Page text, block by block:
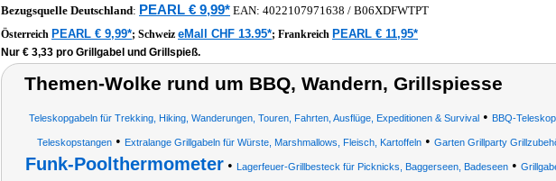
Bezugsquelle Deutschland: PEARL € 9,99* EAN: 4022107971638 / B06XDFWTPT
Österreich PEARL € 9,99*; Schweiz eMall CHF 13.95*; Frankreich PEARL € 11,95*
Nur € 3,33 pro Grillgabel und Grillspieß.
Themen-Wolke rund um BBQ, Wandern, Grillspiesse
Teleskopgabeln für Trekking, Hiking, Wanderungen, Touren, Fahrten, Ausflüge, Expeditionen & Survival • BBQ-
Teleskopstangen• Extralange Grillgabeln für Würste, Marshmallows, Fleisch, Kartoffeln• Garten Grillparty
Funk-Poolthermometer• Lagerfeuer-Grillbesteck für Picknicks, Baggerseen, Badeseen•